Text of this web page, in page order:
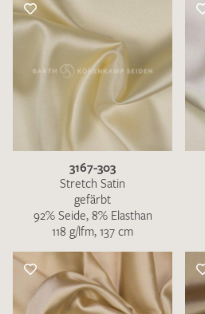
3167-303
Stretch Satin
gefärbt
92% Seide, 8% Elasthan
118 g/lfm, 137 cm